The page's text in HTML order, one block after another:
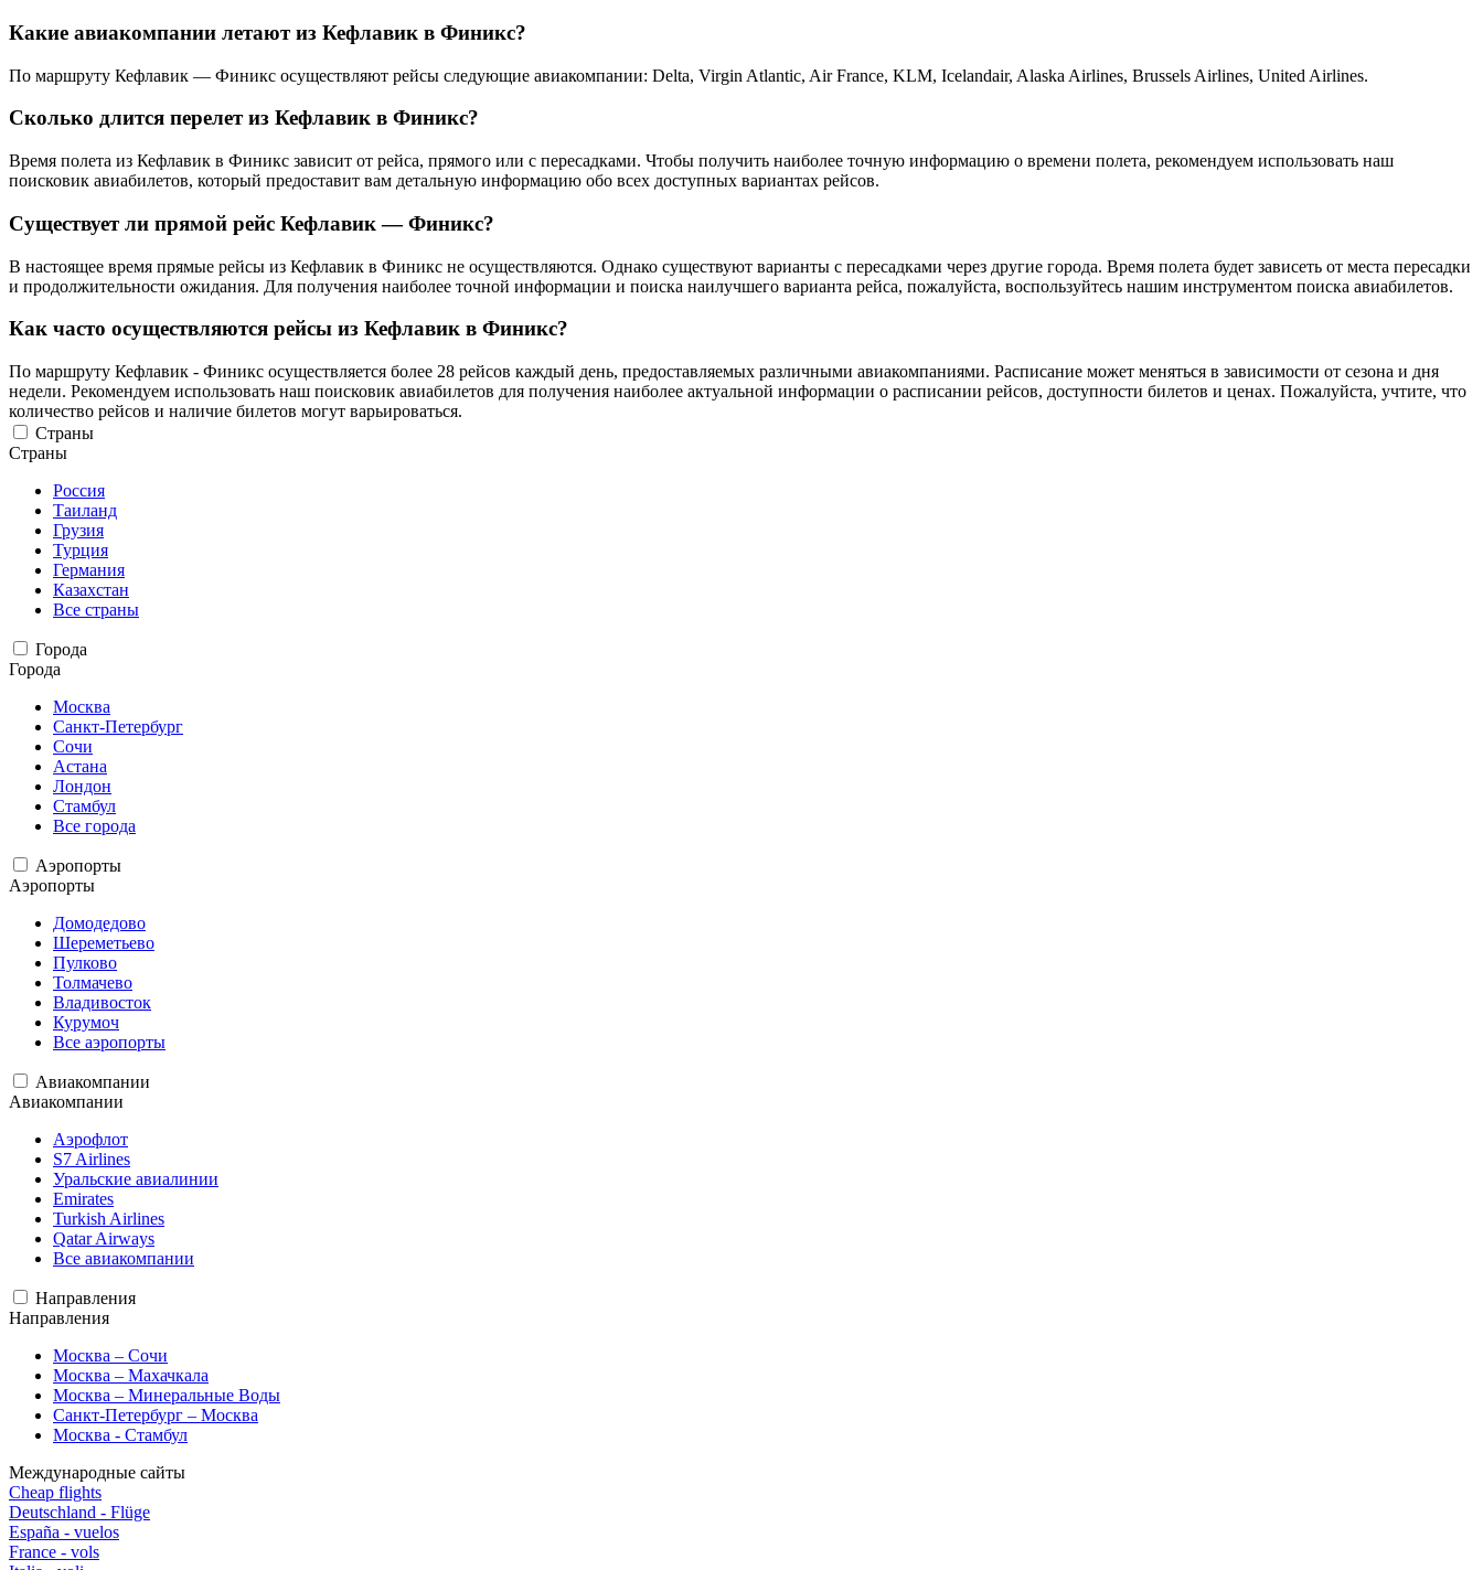
Какие авиакомпании летают из Кефлавик в Финикс?
По маршруту Кефлавик — Финикс осуществляют рейсы следующие авиакомпании: Delta, Virgin Atlantic, Air France, KLM, Icelandair, Alaska Airlines, Brussels Airlines, United Airlines.
Сколько длится перелет из Кефлавик в Финикс?
Время полета из Кефлавик в Финикс зависит от рейса, прямого или с пересадками. Чтобы получить наиболее точную информацию о времени полета, рекомендуем использовать наш
поисковик авиабилетов, который предоставит вам детальную информацию обо всех доступных вариантах рейсов.
Существует ли прямой рейс Кефлавик — Финикс?
В настоящее время прямые рейсы из Кефлавик в Финикс не осуществляются. Однако существуют варианты с пересадками через другие города. Время полета будет зависеть от места пересадки
и продолжительности ожидания. Для получения наиболее точной информации и поиска наилучшего варианта рейса, пожалуйста, воспользуйтесь нашим инструментом поиска авиабилетов.
Как часто осуществляются рейсы из Кефлавик в Финикс?
По маршруту Кефлавик - Финикс осуществляется более 28 рейсов каждый день, предоставляемых различными авиакомпаниями. Расписание может меняться в зависимости от сезона и дня
недели. Рекомендуем использовать наш поисковик авиабилетов для получения наиболее актуальной информации о расписании рейсов, доступности билетов и ценах. Пожалуйста, учтите, что
количество рейсов и наличие билетов могут варьироваться.
Страны
Страны
Россия
Таиланд
Грузия
Турция
Германия
Казахстан
Все страны
Города
Города
Москва
Санкт-Петербург
Сочи
Астана
Лондон
Стамбул
Все города
Аэропорты
Аэропорты
Домодедово
Шереметьево
Пулково
Толмачево
Владивосток
Курумоч
Все аэропорты
Авиакомпании
Авиакомпании
Аэрофлот
S7 Airlines
Уральские авиалинии
Emirates
Turkish Airlines
Qatar Airways
Все авиакомпании
Направления
Направления
Москва – Сочи
Москва – Махачкала
Москва – Минеральные Воды
Санкт-Петербург – Москва
Москва - Стамбул
Международные сайты
Cheap flights
Deutschland - Flüge
España - vuelos
France - vols